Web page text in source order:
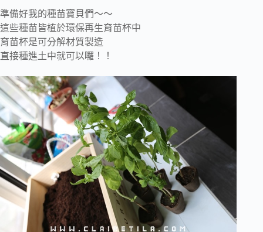
準備好我的種苗寶貝們～～
這些種苗皆植於環保再生育苗杯中
育苗杯是可分解材質製造
直接種進土中就可以囉！！